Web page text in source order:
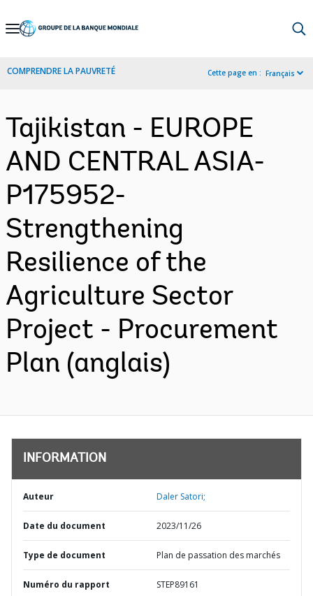
Skip
Navigation
COMPRENDRE LA PAUVRETÉ Cette page en : Français
Tajikistan - EUROPE
AND CENTRAL ASIA-
P175952-
Strengthening
Resilience of the
Agriculture Sector
Project - Procurement
Plan (anglais)
INFORMATION
Auteur Daler Satori;
Date du document 2023/11/26
Type de document Plan de passation des marchés
Numéro du rapport STEP89161